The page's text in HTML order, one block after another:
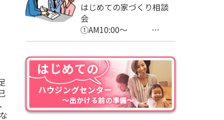
はじめての家づくり相談
会
①AM10:00～
②AM11:00～
③PM1:00～
④PM2:00～
⑤PM3:00～